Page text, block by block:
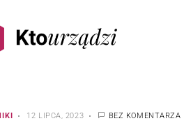
12 LIPCA, 2023 BEZ KOMENTARZA